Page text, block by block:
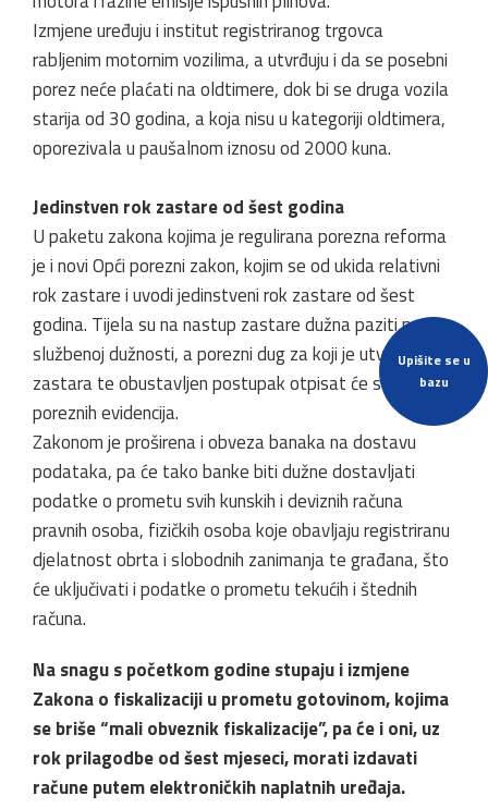
Upišite se u
bazu
Izmjene uređuju i institut registriranog trgovca
rabljenim motornim vozilima, a utvrđuju i da se posebni
porez neće plaćati na oldtimere, dok bi se druga vozila
starija od 30 godina, a koja nisu u kategoriji oldtimera,
oporezivala u paušalnom iznosu od 2000 kuna.
Jedinstven rok zastare od šest godina
U paketu zakona kojima je regulirana porezna reforma
je i novi Opći porezni zakon, kojim se od ukida relativni
rok zastare i uvodi jedinstveni rok zastare od šest
godina. Tijela su na nastup zastare dužna paziti po
službenoj dužnosti, a porezni dug za koji je utvrđena
zastara te obustavljen postupak otpisat će se iz
poreznih evidencija.
Zakonom je proširena i obveza banaka na dostavu
podataka, pa će tako banke biti dužne dostavljati
podatke o prometu svih kunskih i deviznih računa
pravnih osoba, fizičkih osoba koje obavljaju registriranu
djelatnost obrta i slobodnih zanimanja te građana, što
će uključivati i podatke o prometu tekućih i štednih
računa.
Na snagu s početkom godine stupaju i izmjene
Zakona o fiskalizaciji u prometu gotovinom, kojima
se briše “mali obveznik fiskalizacije”, pa će i oni, uz
rok prilagodbe od šest mjeseci, morati izdavati
račune putem elektroničkih naplatnih uređaja.